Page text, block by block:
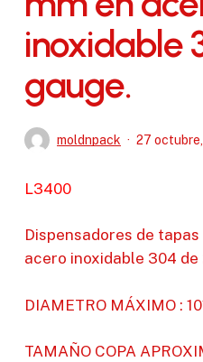
inoxidable
gauge.
moldnpack 27
L3400
Dispensadores de
acero inoxidable 304 de
DIAMETRO MÁXIMO :
TAMAÑO COPA